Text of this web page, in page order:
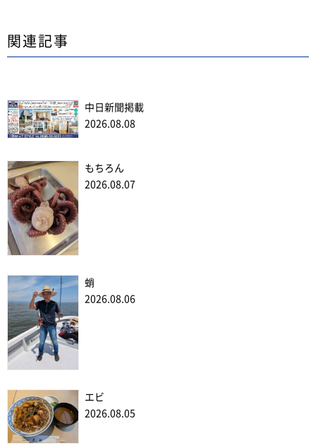
関連記事
中日新聞掲載
2026.08.08
もちろん
2026.08.07
蛸
2026.08.06
エビ
2026.08.05